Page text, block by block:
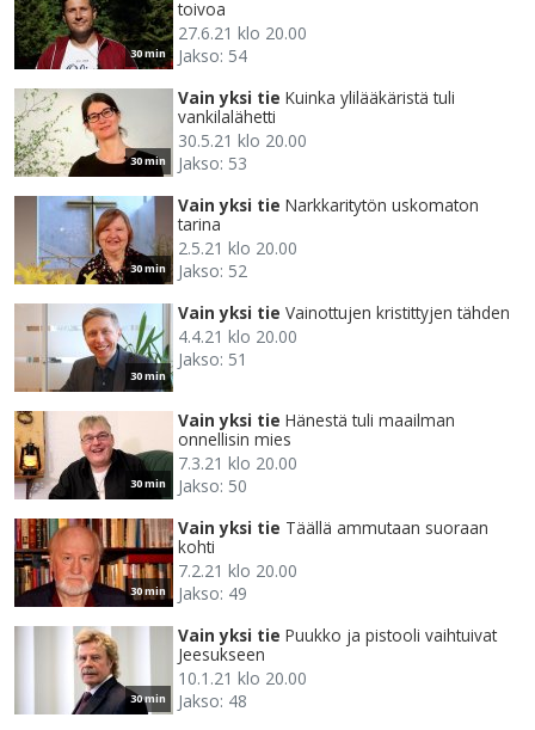
30 min
toivoa
27.6.21 klo 20.00
Jakso: 54
30 min
Vain yksi tie Kuinka ylilääkäristä tuli
vankilalähetti
30.5.21 klo 20.00
Jakso: 53
30 min
Vain yksi tie Narkkaritytön uskomaton
tarina
2.5.21 klo 20.00
Jakso: 52
30 min
Vain yksi tie Vainottujen kristittyjen tähden
4.4.21 klo 20.00
Jakso: 51
30 min
Vain yksi tie Hänestä tuli maailman
onnellisin mies
7.3.21 klo 20.00
Jakso: 50
30 min
Vain yksi tie Täällä ammutaan suoraan
kohti
7.2.21 klo 20.00
Jakso: 49
30 min
Vain yksi tie Puukko ja pistooli vaihtuivat
Jeesukseen
10.1.21 klo 20.00
Jakso: 48